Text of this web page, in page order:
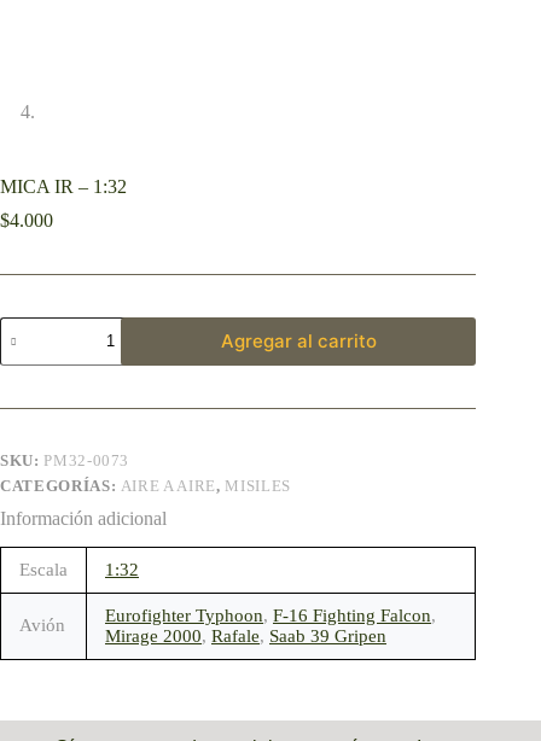
MICA IR – 1:32
$4.000
Agregar al carrito
SKU: PM32-0073
CATEGORÍAS: AIRE A AIRE, MISILES
Información adicional
Escala 1:32
Avión Eurofighter Typhoon, F-16 Fighting Falcon,
Mirage 2000, Rafale, Saab 39 Gripen